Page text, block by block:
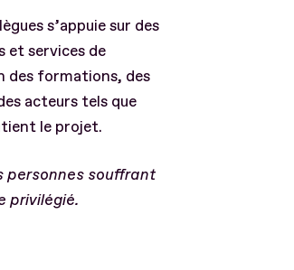
s’appuie sur des
et services de
des formations, des
acteurs tels que
le projet.
personnes souffrant
privilégié.